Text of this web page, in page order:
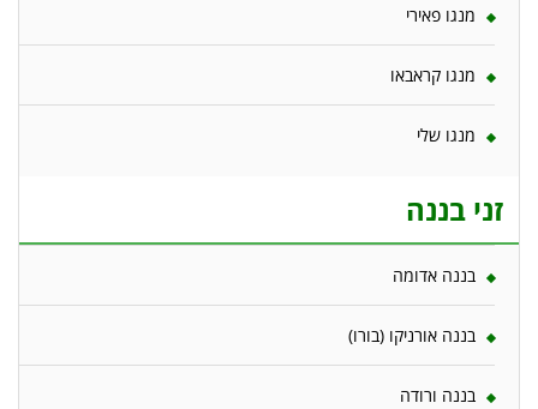
מנגו פאירי
מנגו קראבאו
מנגו שלי
זני בננה
בננה אדומה
בננה אורניקו (בורו)
בננה ורודה